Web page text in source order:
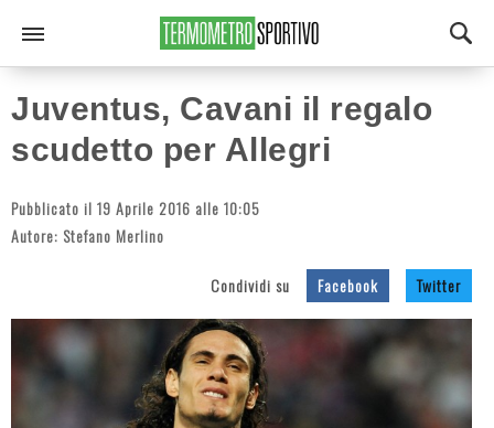
Juventus, Cavani il regalo
scudetto per Allegri
Pubblicato il 19 Aprile 2016 alle 10:05
Autore: Stefano Merlino
Condividi su Facebook Twitter